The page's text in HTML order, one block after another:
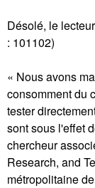
Désolé, le
: 101102)
« Nous avons
consomment du
tester
sont sous l'effet
chercheur
Research, and
métropolitaine